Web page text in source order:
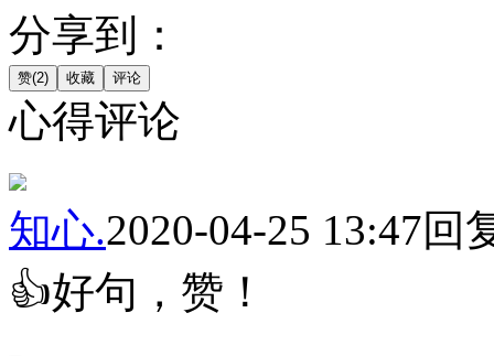
分享到：
心得评论
知心.2020-04-25 13:47回
👍好句，赞！